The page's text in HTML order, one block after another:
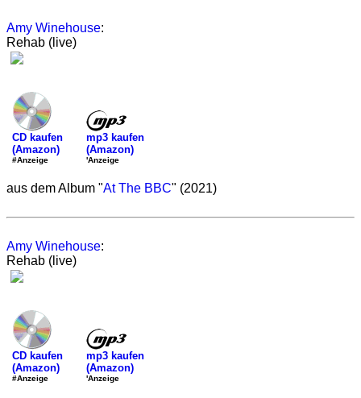
Amy Winehouse:
Rehab (live)
CD kaufen
(Amazon)
#Anzeige
mp3 kaufen
(Amazon)
'Anzeige
aus dem Album "At The BBC" (2021)
Amy Winehouse:
Rehab (live)
CD kaufen
(Amazon)
#Anzeige
mp3 kaufen
(Amazon)
'Anzeige